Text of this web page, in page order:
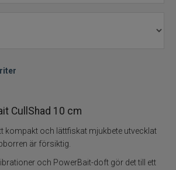
CullShad 10 cm
kompakt och lättfiskat mjukbete utvecklat
är försiktig.
och PowerBait-doft gör det till ett